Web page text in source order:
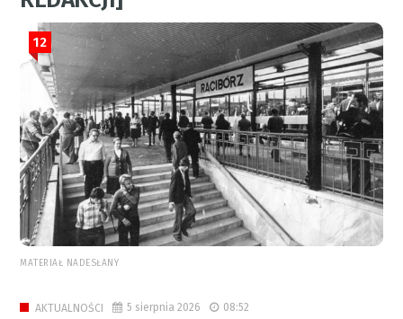
12
MATERIAŁ NADESŁANY
AKTUALNOŚCI 5 sierpnia 2026 08:52